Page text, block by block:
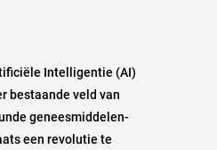
Intelligentie (AI)
bestaande veld van
genees­­­middelen­­­
een revolutie te